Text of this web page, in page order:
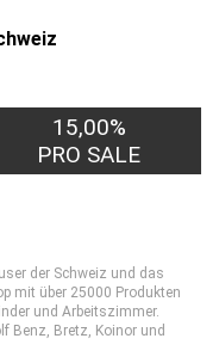
7,00€
PRO LEAD
15,00%
PRO SALE
der Schweiz und das
mit über 25000 Produkten
und Arbeitszimmer.
Benz, Bretz, Koinor und